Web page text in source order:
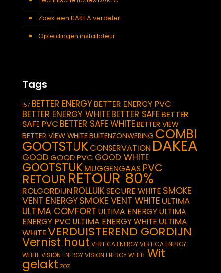
Zoek een DAKEA verdeler
Opleidingen installateur
Tags
157 BETTER ENERGYBETTER ENERGY PVC
BETTER ENERGY WHITEBETTER SAFEBETTER
SAFE PVC BETTER SAFE WHITEBETTER VIEW
BETTER VIEW WHITEBUITENZONWERING COMBI
GOOTSTUKCONSERVATION DAKEA
GOOD GOOD PVC GOOD WHITE
GOOTSTUKMUGGENGAAS PVC
RETOUR RETOUR 80%
ROLGORDIJN ROLLUIKSECURE WHITE SMOKE
VENT ENERGYSMOKE VENT WHITE ULTIMA
ULTIMA COMFORT ULTIMA ENERGYULTIMA
ENERGY PVC ULTIMA ENERGY WHITE ULTIMA
WHITEVERDUISTEREND GORDIJN
Vernist hout VERTICA ENERGYVERTICA ENERGY
WHITEVISION ENERGYVISION ENERGY WHITEWit
gelakt ZOZ